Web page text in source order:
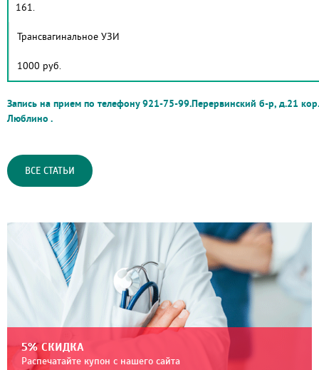
161.
Трансвагинальное УЗИ
1000 руб.
Запись на прием по телефону 921-75-99.Перервинский б-р, д.21
Люблино .
ВСЕ СТАТЬИ
5% СКИДКА
Распечатайте купон с нашего сайта